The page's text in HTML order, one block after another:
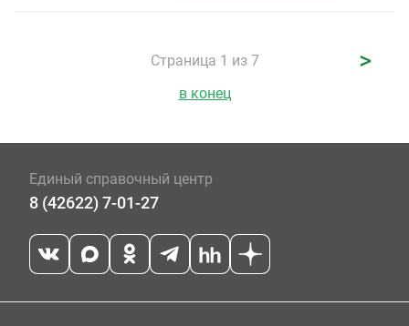
Страница 1 из 7 >
в конец
Единый справочный центр
8 (42622) 7-01-27